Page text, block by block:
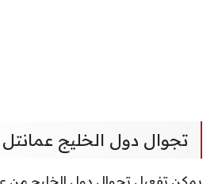
تجوال دول الخليج عمانتل
يمكن تفعيل تجوال دول الخليج من